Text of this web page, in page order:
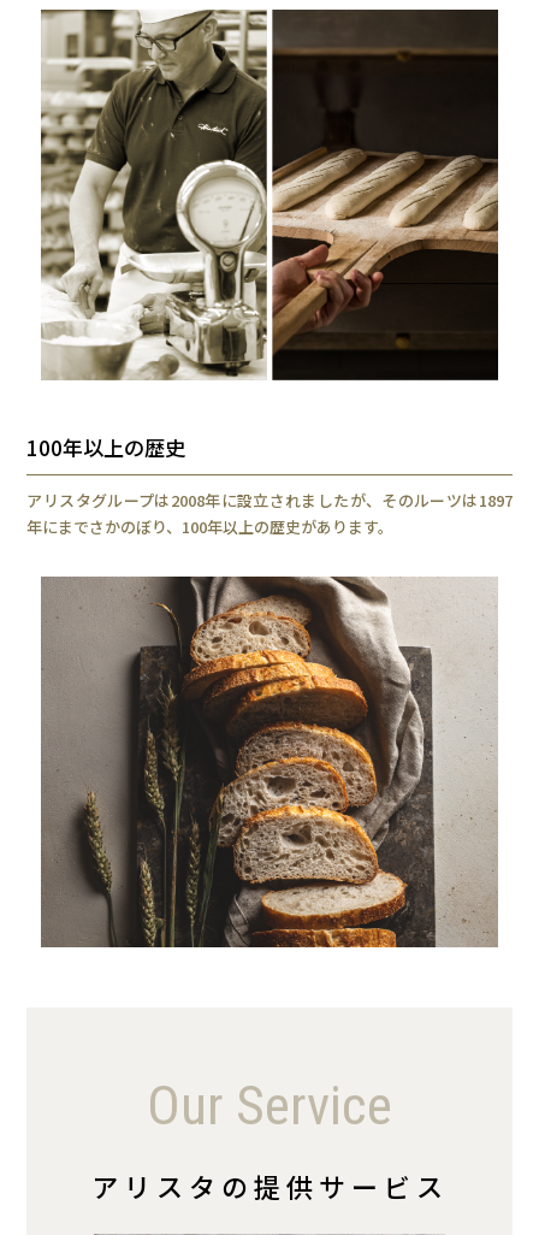
100年以上の歴史
アリスタグループは2008年に設立されましたが、そのルーツは1897
年にまでさかのぼり、100年以上の歴史があります。
VIEW MORE
Our Service
アリスタの提供サービス